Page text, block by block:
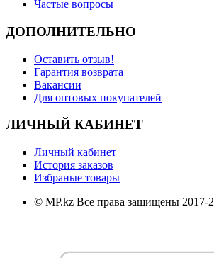
Частые вопросы
ДОПОЛНИТЕЛЬНО
Оставить отзыв!
Гарантия возврата
Вакансии
Для оптовых покупателей
ЛИЧНЫЙ КАБИНЕТ
Личный кабинет
История заказов
Избраные товары
© MP.kz Все права защищены 2017-